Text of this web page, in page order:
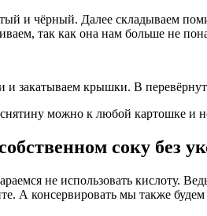
и чёрный. Далее складываем
так как она нам больше не
закатываем крышки. В
можно к любой картошке и
соку без
не использовать кислоту.
А консервировать мы также